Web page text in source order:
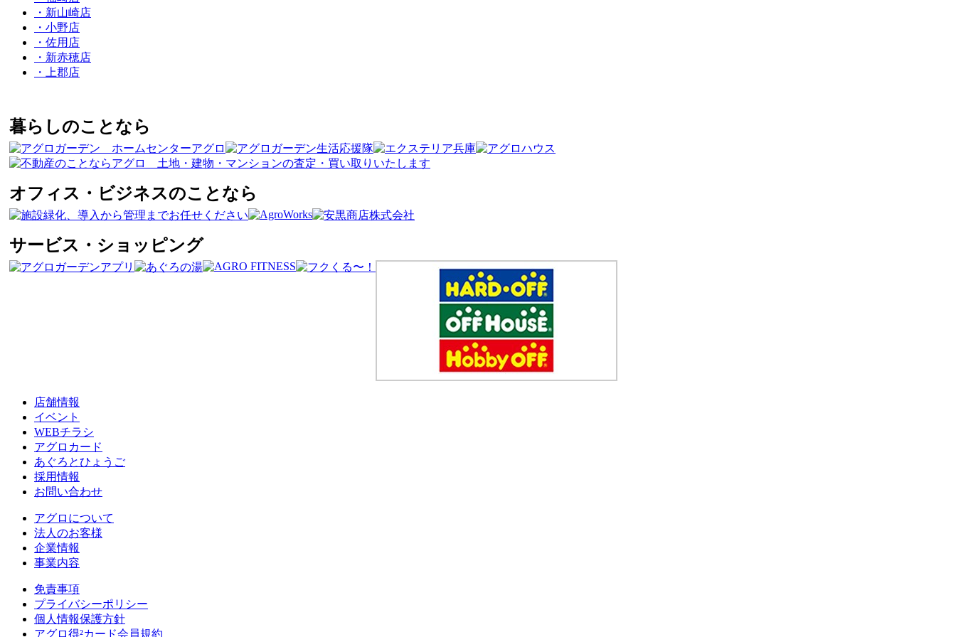
・新山崎店
・小野店
・佐用店
・新赤穂店
・上郡店
暮らしのことなら
オフィス・ビジネスのことなら
サービス・ショッピング
店舗情報
イベント
WEBチラシ
アグロカード
あぐろとひょうご
採用情報
お問い合わせ
アグロについて
法人のお客様
企業情報
事業内容
免責事項
プライバシーポリシー
個人情報保護方針
アグロ得²カード会員規約